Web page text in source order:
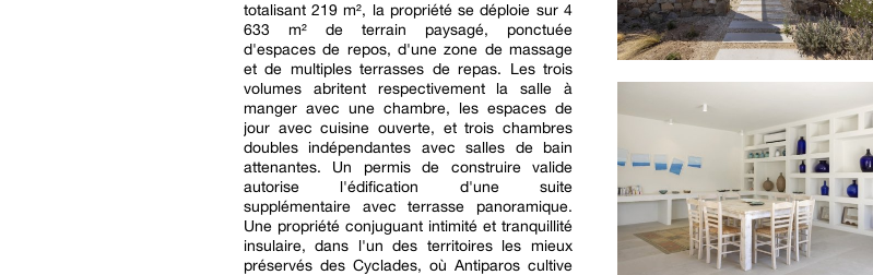
totalisant 219 m², la propriété se déploie sur 4
633 m² de terrain paysagé, ponctuée
d'espaces de repos, d'une zone de massage
et de multiples terrasses de repas. Les trois
volumes abritent respectivement la salle à
manger avec une chambre, les espaces de
jour avec cuisine ouverte, et trois chambres
doubles indépendantes avec salles de bain
attenantes. Un permis de construire valide
autorise l'édification d'une suite
supplémentaire avec terrasse panoramique.
Une propriété conjuguant intimité et tranquillité
insulaire, dans l'un des territoires les mieux
préservés des Cyclades, où Antiparos cultive